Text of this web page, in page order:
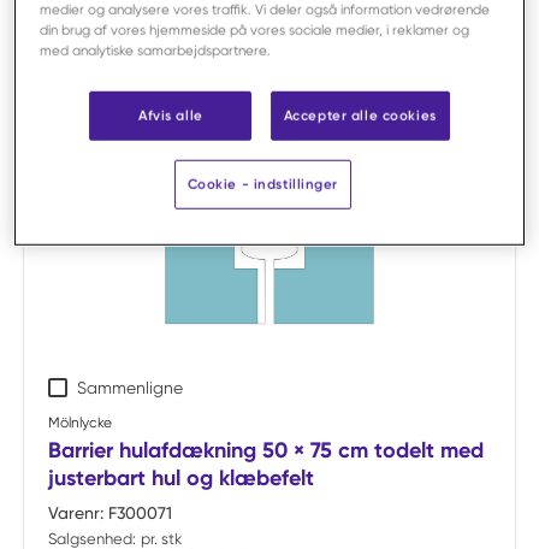
Sortér og filtrér
Sammenligne
Mölnlycke
Barrier hulafdækning 50 × 75 cm todelt med
justerbart hul og klæbefelt
Varenr: F300071
Salgsenhed: pr. stk
medier og analysere vores traffik. Vi deler også information vedrørende
din brug af vores hjemmeside på vores sociale medier, i reklamer og
med analytiske samarbejdspartnere.
Afvis alle Accepter alle cookies
Cookie - indstillinger